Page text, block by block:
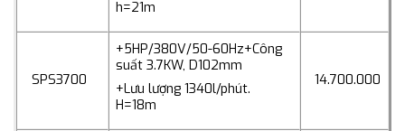
h=21m
SPS3700
+5HP/380V/50-60Hz+Công
suất 3.7KW, D102mm
+Lưu lượng 1340l/phút.
H=18m
14.700.000